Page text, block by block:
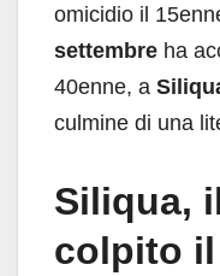
omicidio il
settembre ha
40enne, a
culmine di una
Siliqua,
colpito